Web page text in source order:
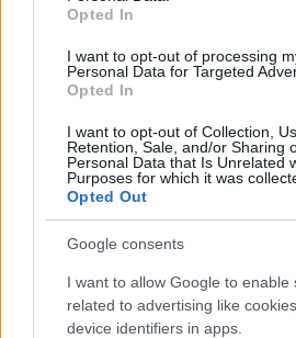
Opted In
I want to opt-out of processing
Personal Data for Targeted
Opted In
I want to opt-out of Collection,
Retention, Sale, and/or Sharing
Personal Data that Is Unrelated
Purposes for which it was
Opted Out
Google consents
I want to allow Google to enable
related to advertising like
device identifiers in apps.